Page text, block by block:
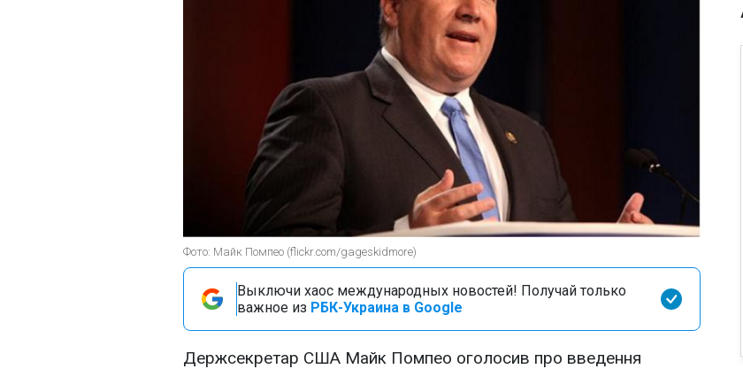
Фото: Майк Помпео (flickr.com/gageskidmore)
Выключи хаос международных новостей! Получай только
важное из РБК-Украина в Google
Держсекретар США Майк Помпео оголосив про введення